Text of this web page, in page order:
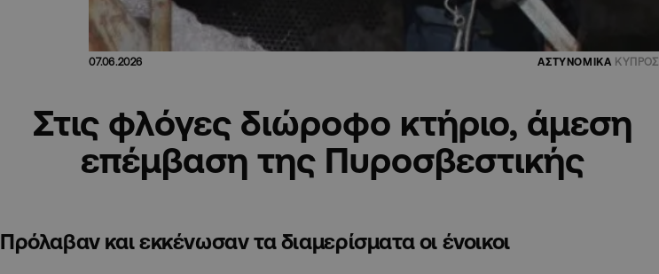
07.06.2026 ΑΣΤΥΝΟΜΙΚΑ ΚΥΠΡΟΣ
Στις φλόγες διώροφο κτήριο, άμεση
επέμβαση της Πυροσβεστικής
Πρόλαβαν και εκκένωσαν τα διαμερίσματα οι ένοικοι